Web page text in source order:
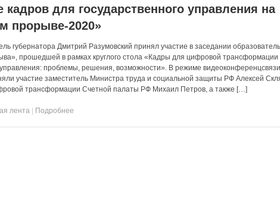
кадров для государственного управления на
прорыве-2020»
губернатора Дмитрий Разумовский принял участие в заседании
прошедшей в рамках круглого стола «Кадры для цифровой трансформации
управления: проблемы, решения, возможности». В режиме
участие заместитель Министра труда и социальной защиты РФ Алексей
трансформации Счетной палаты РФ Михаил Петров, а также […]
лента Подробнее